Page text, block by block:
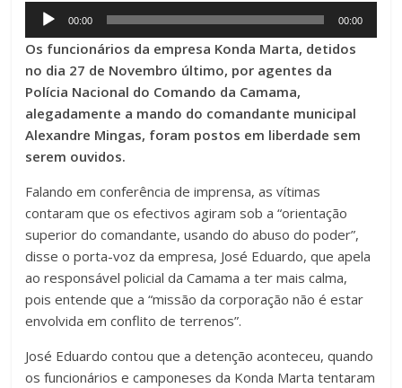
Audio
Player
00:00 00:00
Os funcionários da empresa Konda Marta, detidos
no dia 27 de Novembro último, por agentes da
Polícia Nacional do Comando da Camama,
alegadamente a mando do comandante municipal
Alexandre Mingas, foram postos em liberdade sem
serem ouvidos.
Falando em conferência de imprensa, as vítimas
contaram que os efectivos agiram sob a “orientação
superior do comandante, usando do abuso do poder”,
disse o porta-voz da empresa, José Eduardo, que apela
ao responsável policial da Camama a ter mais calma,
pois entende que a “missão da corporação não é estar
envolvida em conflito de terrenos”.
José Eduardo contou que a detenção aconteceu, quando
os funcionários e camponeses da Konda Marta tentaram